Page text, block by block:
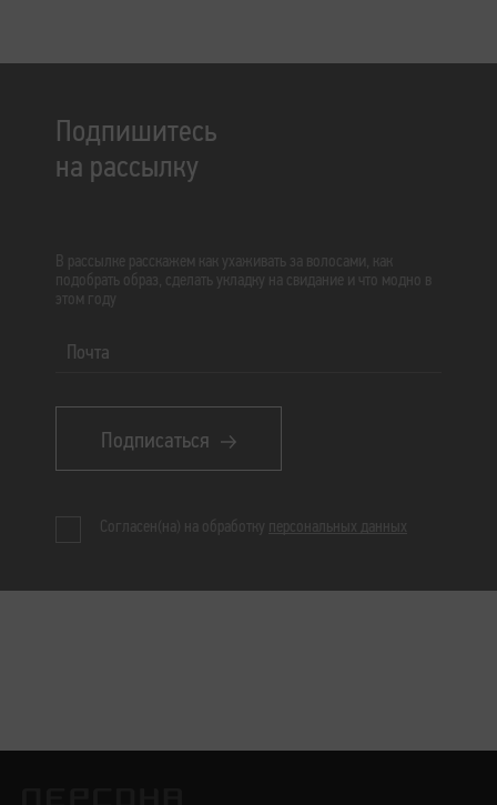
Подпишитесь
на рассылку
В рассылке расскажем как ухаживать за волосами, как
подобрать образ, сделать укладку на свидание и что модно в
этом году
Почта
Подписаться
Согласен(на) на обработку персональных данных